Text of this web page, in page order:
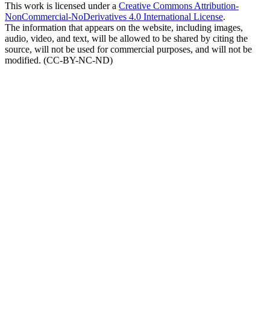
This work is licensed under a Creative Commons Attribution-
NonCommercial-NoDerivatives 4.0 International License.
The information that appears on the website, including images,
audio, video, and text, will be allowed to be shared by citing the
source, will not be used for commercial purposes, and will not be
modified. (CC-BY-NC-ND)